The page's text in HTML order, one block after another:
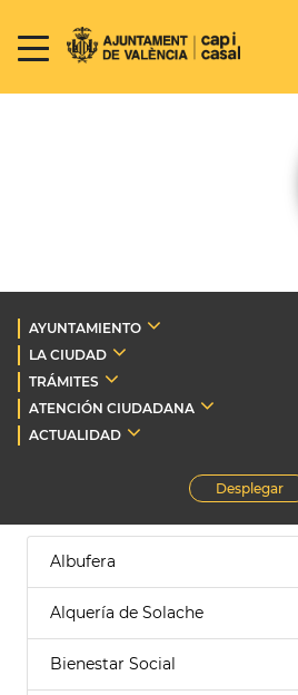
AYUNTAMIENTO
LA CIUDAD
TRÁMITES
ATENCIÓN CIUDADANA
ACTUALIDAD
Desplegar
Albufera
Alquería de Solache
Bienestar Social